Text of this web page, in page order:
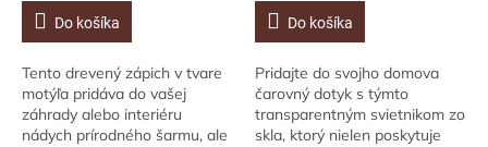
Do košíka
Tento drevený zápich v tvare
motýľa pridáva do vašej
záhrady alebo interiéru
nádych prírodného šarmu, ale
Do košíka
Pridajte do svojho domova
čarovný dotyk s týmto
transparentným svietnikom zo
skla, ktorý nielen poskytuje